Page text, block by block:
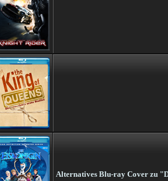
Alternatives Blu-ray Cover zu